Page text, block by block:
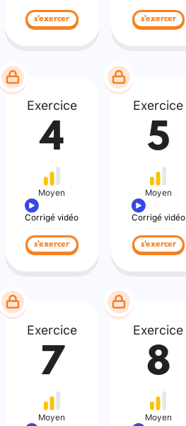
s'exercer s'exercer
Exercice
4
Moyen
Corrigé vidéo
s'exercer
Exercice
5
Moyen
Corrigé vidéo
s'exercer
Exercice
7
Moyen
Exercice
8
Moyen